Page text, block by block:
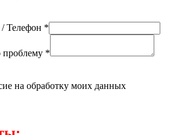
Телефон *
*
на обработку моих данных